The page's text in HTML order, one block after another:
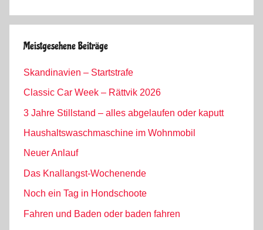
Meistgesehene Beiträge
Skandinavien – Startstrafe
Classic Car Week – Rättvik 2026
3 Jahre Stillstand – alles abgelaufen oder kaputt
Haushaltswaschmaschine im Wohnmobil
Neuer Anlauf
Das Knallangst-Wochenende
Noch ein Tag in Hondschoote
Fahren und Baden oder baden fahren